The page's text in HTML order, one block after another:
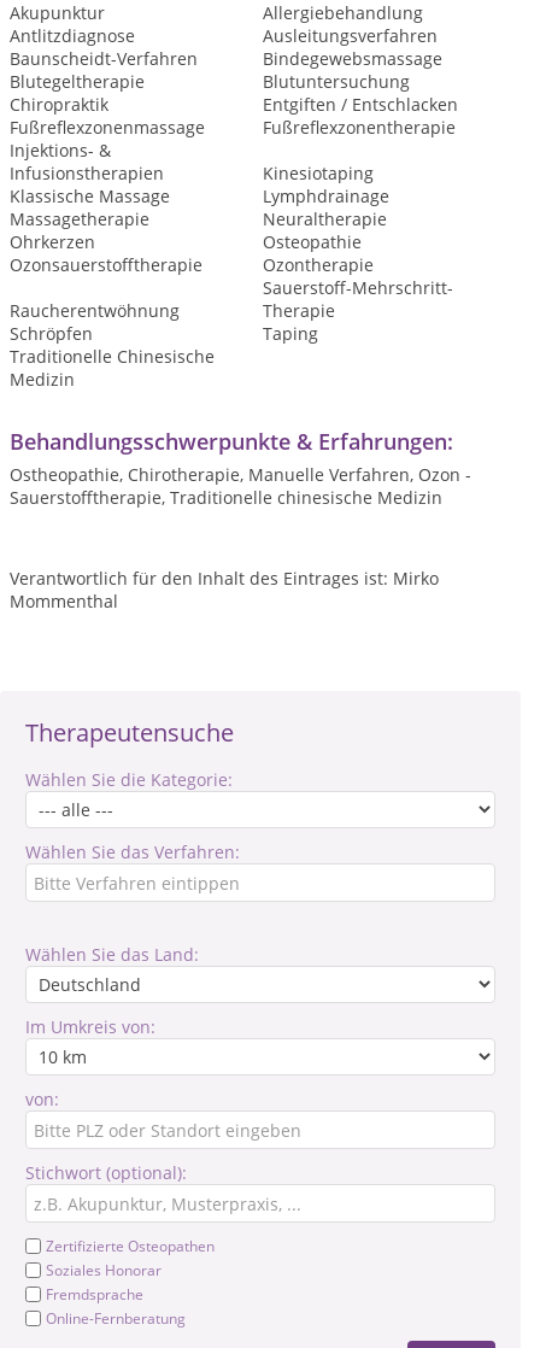
Therapeutensuche
Wählen Sie die Kategorie:
Wählen Sie das Verfahren:
Wählen Sie das Land:
Im Umkreis von:
von:
Stichwort (optional):
Zertifizierte Osteopathen
Soziales Honorar
Fremdsprache
Online-Fernberatung
Akupunktur
Allergiebehandlung
Antlitzdiagnose
Ausleitungsverfahren
Baunscheidt-Verfahren
Bindegewebsmassage
Blutegeltherapie
Blutuntersuchung
Chiropraktik
Entgiften / Entschlacken
Fußreflexzonenmassage
Fußreflexzonentherapie
Injektions- &
Infusionstherapien
Kinesiotaping
Klassische Massage
Lymphdrainage
Massagetherapie
Neuraltherapie
Ohrkerzen
Osteopathie
Ozonsauerstofftherapie
Ozontherapie
Raucherentwöhnung
Sauerstoff-Mehrschritt-
Therapie
Schröpfen
Taping
Traditionelle Chinesische
Medizin
Behandlungsschwerpunkte & Erfahrungen:
Ostheopathie, Chirotherapie, Manuelle Verfahren, Ozon -
Sauerstofftherapie, Traditionelle chinesische Medizin
Verantwortlich für den Inhalt des Eintrages ist: Mirko
Mommenthal